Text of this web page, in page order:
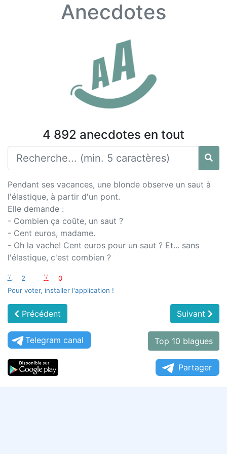
Anecdotes
4 892 anecdotes en tout
Pendant ses vacances, une blonde observe un saut à
l'élastique, à partir d'un pont.
Elle demande :
- Combien ça coûte, un saut ?
- Cent euros, madame.
- Oh la vache! Cent euros pour un saut ? Et... sans
l'élastique, c'est combien ?
:-) 2 :-(
0
Pour voter, installer l'application !
Précédent Suivant
Telegram canal Top 10 blagues
Partager